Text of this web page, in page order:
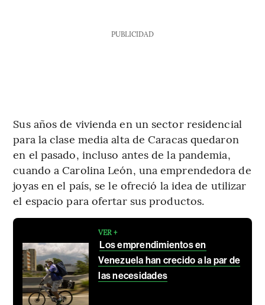
PUBLICIDAD
Sus años de vivienda en un sector residencial
para la clase media alta de Caracas quedaron
en el pasado, incluso antes de la pandemia,
cuando a Carolina León, una emprendedora de
joyas en el país, se le ofreció la idea de utilizar
el espacio para ofertar sus productos.
VER +
Los emprendimientos en
Venezuela han crecido a la par de
las necesidades